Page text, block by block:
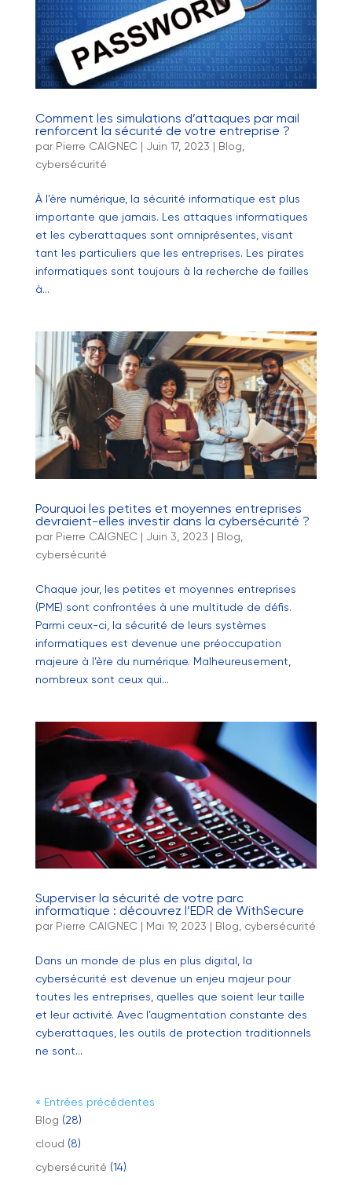
Comment les simulations d’attaques par mail
renforcent la sécurité de votre entreprise ?
par Pierre CAIGNEC | Juin 17, 2023 | Blog,
cybersécurité
À l’ère numérique, la sécurité informatique est plus
importante que jamais. Les attaques informatiques
et les cyberattaques sont omniprésentes, visant
tant les particuliers que les entreprises. Les pirates
informatiques sont toujours à la recherche de failles
à...
Pourquoi les petites et moyennes entreprises
devraient-elles investir dans la cybersécurité ?
par Pierre CAIGNEC | Juin 3, 2023 | Blog
cybersécurité
Chaque jour, les petites et moyennes entreprises
(PME) sont confrontées à une multitude de défis.
Parmi ceux-ci, la sécurité de leurs systèmes
informatiques est devenue une préoccupation
majeure à l’ère du numérique. Malheureusement,
nombreux sont ceux qui...
Superviser la sécurité de votre parc
informatique : découvrez l’EDR de WithSecure
par Pierre CAIGNEC | Mai 19, 2023 | Blog cybersécurité
Dans un monde de plus en plus digital, la
cybersécurité est devenue un enjeu majeur pour
toutes les entreprises, quelles que soient leur taille
et leur activité. Avec l’augmentation constante des
cyberattaques, les outils de protection traditionnels
ne sont...
« Entrées précédentes
Blog (28)
cloud (8)
cybersécurité (14)